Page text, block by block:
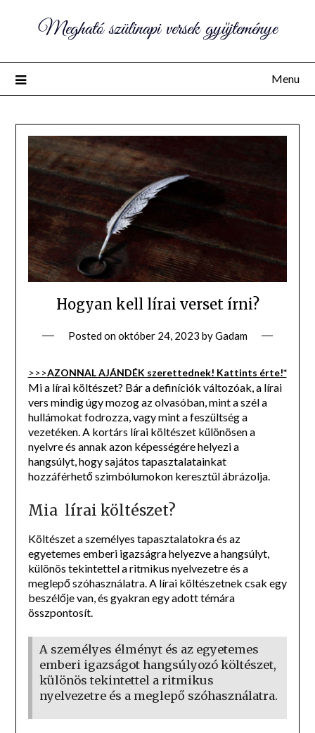
Megható szülinapi versek gyűjteménye
Menu
Hogyan kell lírai verset írni?
Posted onoktóber 24, 2023 byGadam
>>>AZONNAL AJÁNDÉK szerettednek! Kattints érte!*
Mi a lírai költészet? Bár a definíciók változóak, a lírai
vers mindig úgy mozog az olvasóban, mint a szél a
hullámokat fodrozza, vagy mint a feszültség a
vezetéken. A kortárs lírai költészet különösen a
nyelvre és annak azon képességére helyezi a
hangsúlyt, hogy sajátos tapasztalatainkat
hozzáférhető szimbólumokon keresztül ábrázolja.
Mia lírai költészet?
Költészet a személyes tapasztalatokra és az
egyetemes emberi igazságra helyezve a hangsúlyt,
különös tekintettel a ritmikus nyelvezetre és a
meglepő szóhasználatra. A lírai költészetnek csak egy
beszélője van, és gyakran egy adott témára
összpontosít.
A személyes élményt és az egyetemes
emberi igazságot hangsúlyozó költészet,
különös tekintettel a ritmikus
nyelvezetre és a meglepő szóhasználatra.